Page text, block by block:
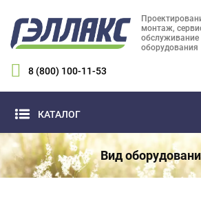
монтаж,
обслуживание
оборудования
8 (800) 100-11-53
КАТАЛОГ
Вид